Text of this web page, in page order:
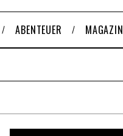
ABENTEUER MAGAZIN